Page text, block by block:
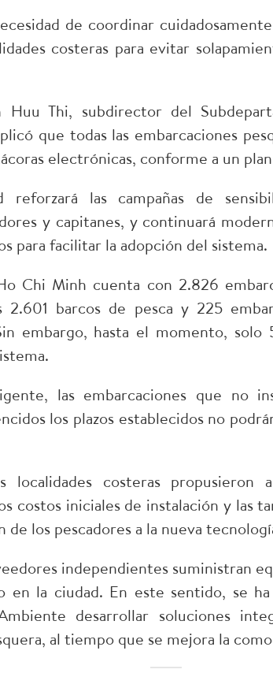
de coordinar
costeras para evitar
Thi, subdirector del
que todas las embarcaciones
electrónicas, conforme a un
las campañas de
y capitanes, y continuará
para facilitar la adopción del sistema.
Chi Minh cuenta con 2.826
barcos de pesca y 225
embargo, hasta el momento, solo
las embarcaciones que no
los plazos establecidos no
localidades costeras propusieron
costos iniciales de instalación y las
de los pescadores a la nueva
independientes suministran
en la ciudad. En este sentido, se
desarrollar soluciones
al tiempo que se mejora la